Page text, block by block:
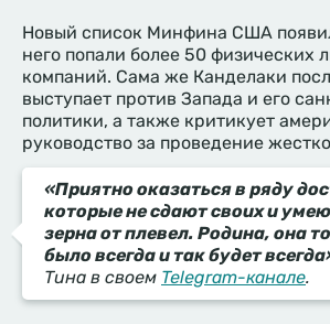
Новый список Минфина США
него попали более 50 физических
компаний. Сама же Канделаки
выступает против Запада и его
политики, а также критикует
руководство за проведение
«Приятно оказаться в ряду
которые не сдают своих и
зерна от плевел. Родина, она
было всегда и так будет
Тина в своем Telegram-канале.